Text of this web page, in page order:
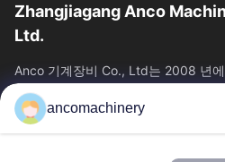
Zhangjiagang Anco
Ltd.
Anco 기계장비 Co., Ltd는 2008 년
Jiangsu 주 Suzhou 시의
빠른 링크ancomachinery